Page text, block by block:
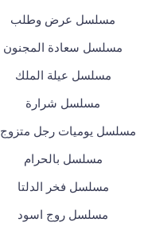
مسلسل عرض وطلب
مسلسل سعادة المجنون
مسلسل عيلة الملك
مسلسل شرارة
مسلسل يوميات رجل متزوج 2
مسلسل بالحرام
مسلسل فخر الدلتا
مسلسل روج اسود